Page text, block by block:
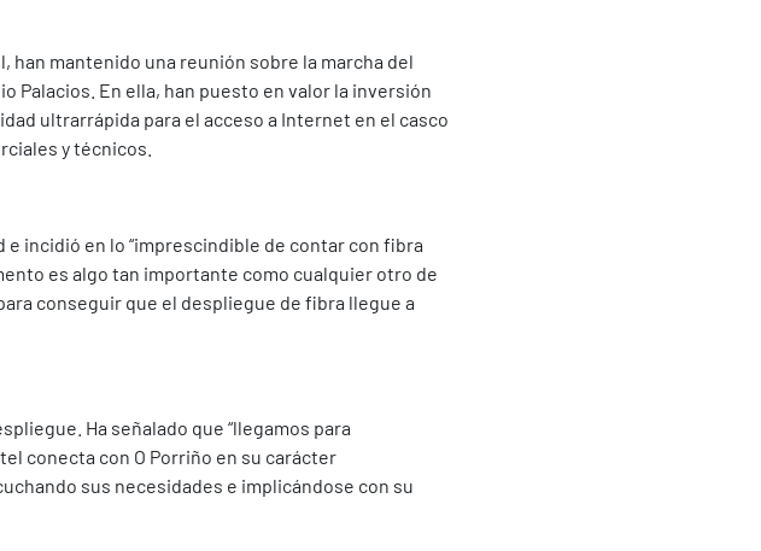
han mantenido una reunión sobre la marcha del
Palacios. En ella, han puesto en valor la inversión
ultrarrápida para el acceso a Internet en el casco
y técnicos.
incidió en lo “imprescindible de contar con fibra
es algo tan importante como cualquier otro de
conseguir que el despliegue de fibra llegue a
Ha señalado que “llegamos para
conecta con O Porriño en su carácter
sus necesidades e implicándose con su